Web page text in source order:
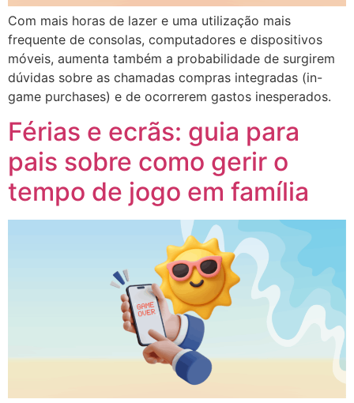
Com mais horas de lazer e uma utilização mais
frequente de consolas, computadores e dispositivos
móveis, aumenta também a probabilidade de surgirem
dúvidas sobre as chamadas compras integradas (in-
game purchases) e de ocorrerem gastos inesperados.
Férias e ecrãs: guia para
pais sobre como gerir o
tempo de jogo em família